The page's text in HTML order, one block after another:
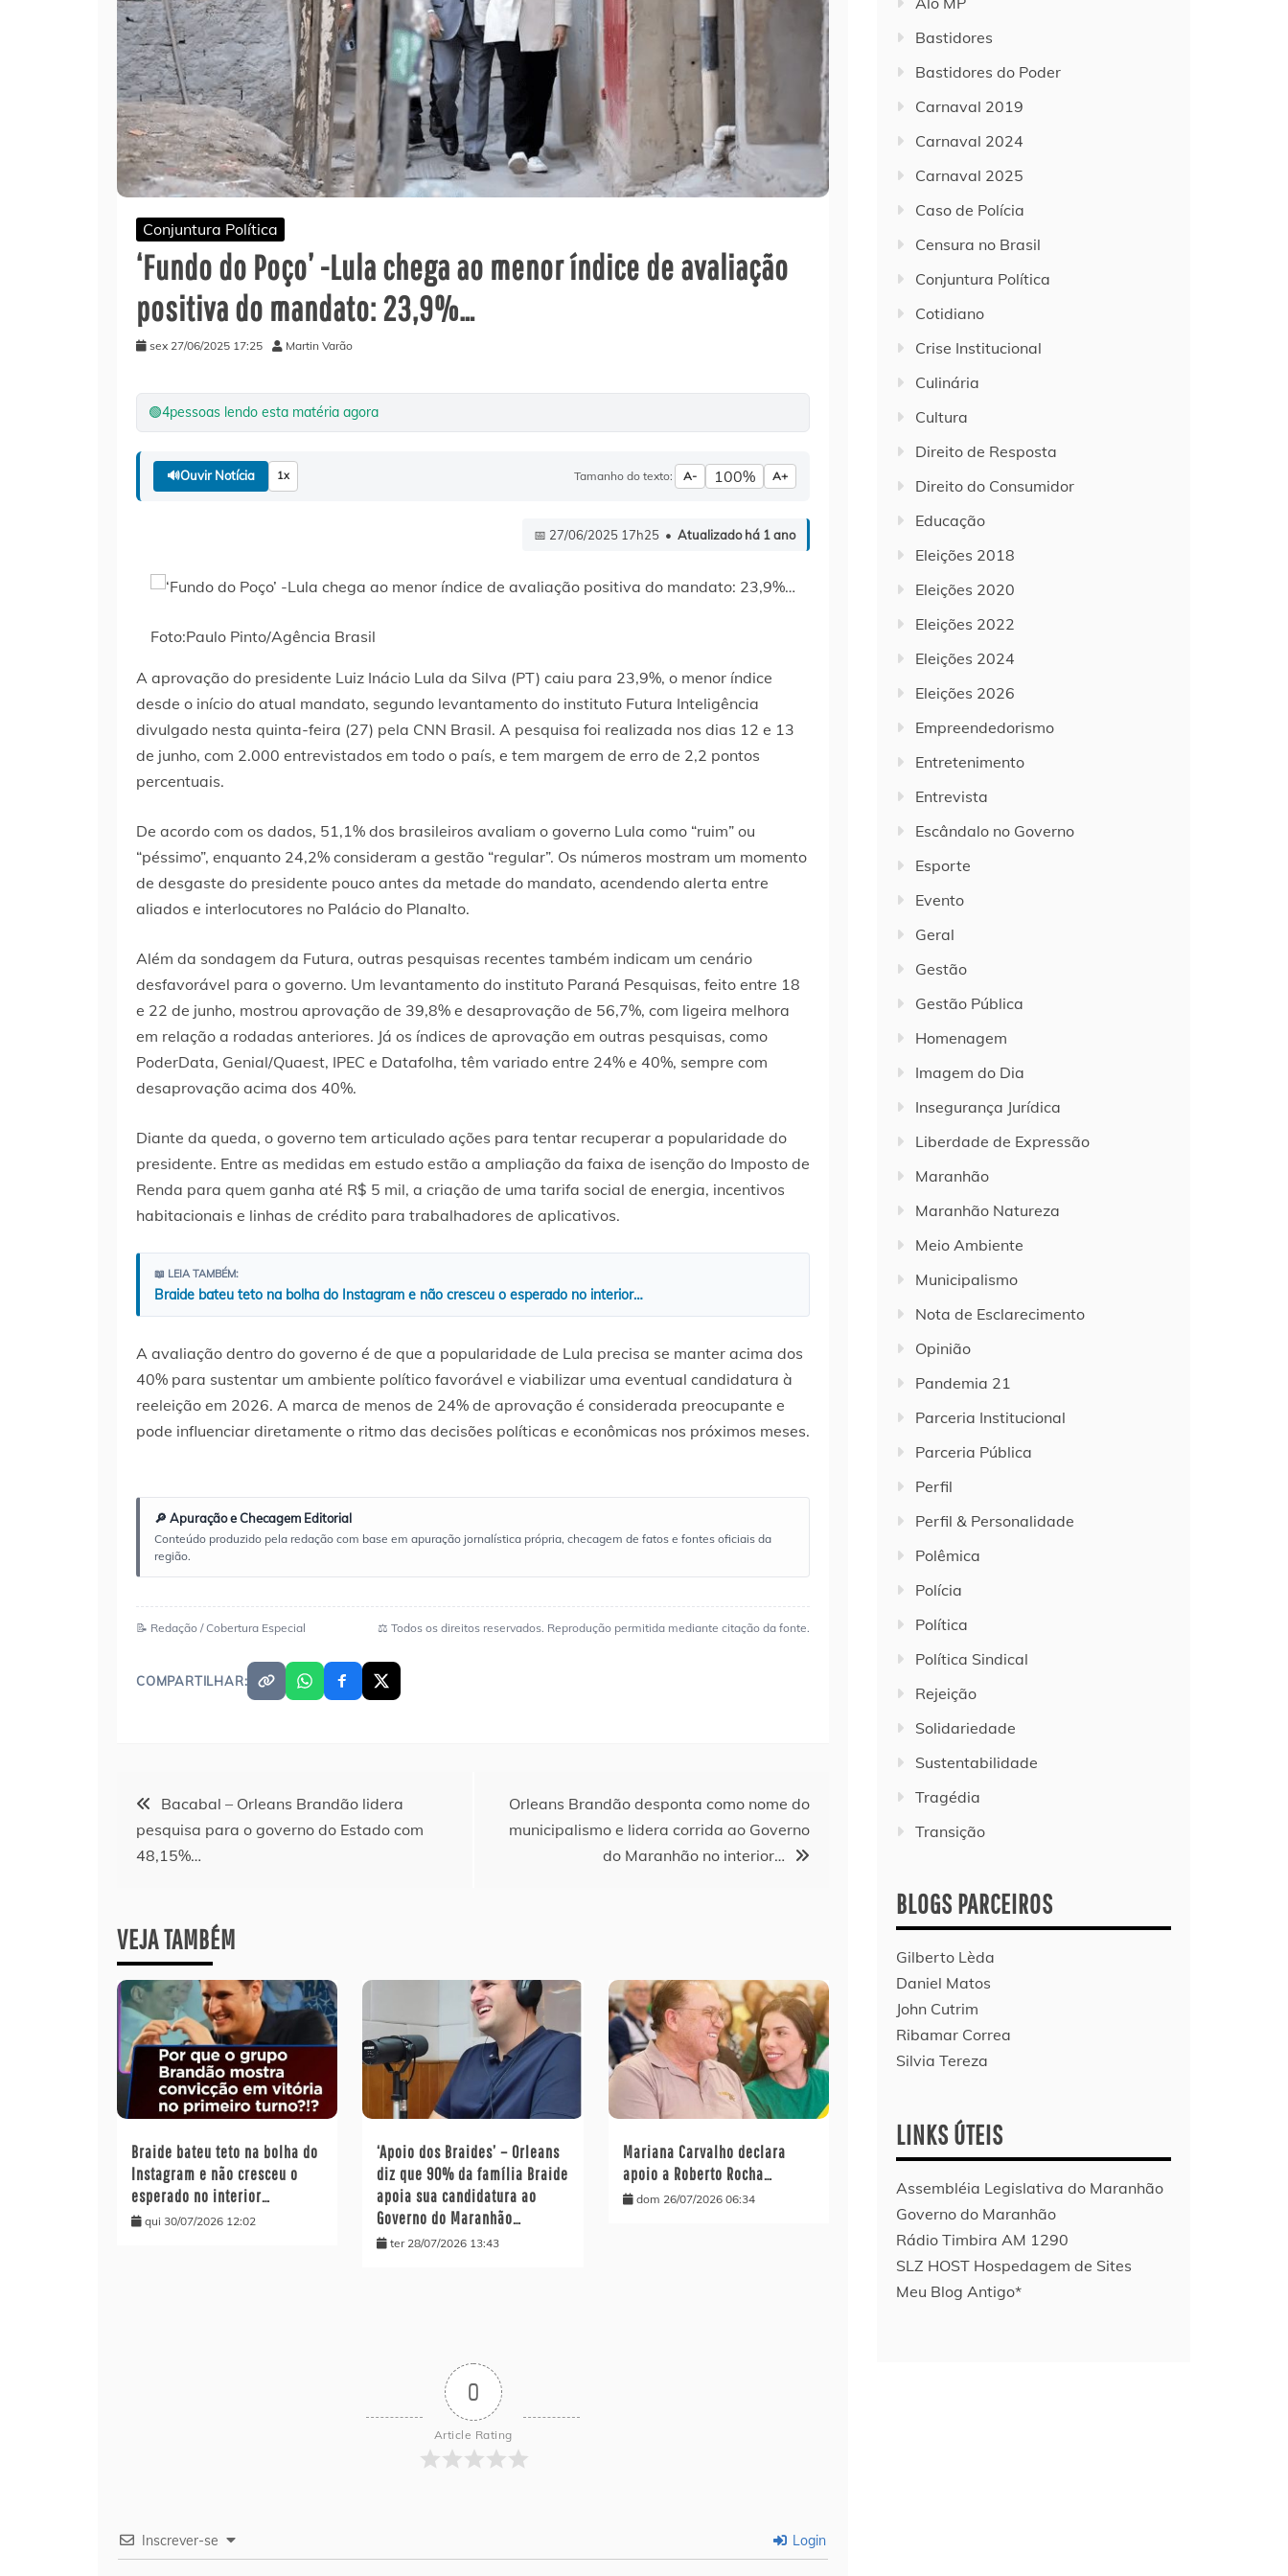
Conjuntura Política
‘Fundo do Poço’ -Lula chega ao menor índice de avaliação
positiva do mandato: 23,9%…
sex 27/06/2025 17:25 Martin Varão
🟢4pessoas lendo esta matéria agora
🔊Ouvir Notícia 1x Tamanho do texto: A- 100% A+
📅 27/06/2025 17h25 • Atualizado há 1 ano
Foto:Paulo Pinto/Agência Brasil
A aprovação do presidente Luiz Inácio Lula da Silva (PT) caiu para 23,9%, o menor índice
desde o início do atual mandato, segundo levantamento do instituto Futura Inteligência
divulgado nesta quinta-feira (27) pela CNN Brasil. A pesquisa foi realizada nos dias 12 e 13
de junho, com 2.000 entrevistados em todo o país, e tem margem de erro de 2,2 pontos
percentuais.
De acordo com os dados, 51,1% dos brasileiros avaliam o governo Lula como “ruim” ou
“péssimo”, enquanto 24,2% consideram a gestão “regular”. Os números mostram um momento
de desgaste do presidente pouco antes da metade do mandato, acendendo alerta entre
aliados e interlocutores no Palácio do Planalto.
Além da sondagem da Futura, outras pesquisas recentes também indicam um cenário
desfavorável para o governo. Um levantamento do instituto Paraná Pesquisas, feito entre 18
e 22 de junho, mostrou aprovação de 39,8% e desaprovação de 56,7%, com ligeira melhora
em relação a rodadas anteriores. Já os índices de aprovação em outras pesquisas, como
PoderData, Genial/Quaest, IPEC e Datafolha, têm variado entre 24% e 40%, sempre com
desaprovação acima dos 40%.
Diante da queda, o governo tem articulado ações para tentar recuperar a popularidade do
presidente. Entre as medidas em estudo estão a ampliação da faixa de isenção do Imposto de
Renda para quem ganha até R$ 5 mil, a criação de uma tarifa social de energia, incentivos
habitacionais e linhas de crédito para trabalhadores de aplicativos.
📖 LEIA TAMBÉM:
Braide bateu teto na bolha do Instagram e não cresceu o esperado no interior…
A avaliação dentro do governo é de que a popularidade de Lula precisa se manter acima dos
40% para sustentar um ambiente político favorável e viabilizar uma eventual candidatura à
reeleição em 2026. A marca de menos de 24% de aprovação é considerada preocupante e
pode influenciar diretamente o ritmo das decisões políticas e econômicas nos próximos meses.
🔎 Apuração e Checagem Editorial
Conteúdo produzido pela redação com base em apuração jornalística própria, checagem de fatos e fontes oficiais da
região.
📝 Redação / Cobertura Especial ⚖️ Todos os direitos reservados. Reprodução permitida mediante citação da fonte.
COMPARTILHAR:
Navegação
de
Bacabal – Orleans Brandão lidera
pesquisa para o governo do Estado com
48,15%…
Orleans Brandão desponta como nome do
municipalismo e lidera corrida ao Governo
do Maranhão no interior…
VEJA TAMBÉM
Braide bateu teto na bolha do
Instagram e não cresceu o
esperado no interior…
qui 30/07/2026 12:02
‘Apoio dos Braides’ – Orleans
diz que 90% da família Braide
apoia sua candidatura ao
Governo do Maranhão…
ter 28/07/2026 13:43
Mariana Carvalho declara
apoio a Roberto Rocha…
dom 26/07/2026 06:34
0
Article Rating
Inscrever-se Login
Bastidores
Bastidores do Poder
Carnaval 2019
Carnaval 2024
Carnaval 2025
Caso de Polícia
Censura no Brasil
Conjuntura Política
Cotidiano
Crise Institucional
Culinária
Cultura
Direito de Resposta
Direito do Consumidor
Educação
Eleições 2018
Eleições 2020
Eleições 2022
Eleições 2024
Eleições 2026
Empreendedorismo
Entretenimento
Entrevista
Escândalo no Governo
Esporte
Evento
Geral
Gestão
Gestão Pública
Homenagem
Imagem do Dia
Insegurança Jurídica
Liberdade de Expressão
Maranhão
Maranhão Natureza
Meio Ambiente
Municipalismo
Nota de Esclarecimento
Opinião
Pandemia 21
Parceria Institucional
Parceria Pública
Perfil
Perfil & Personalidade
Polêmica
Polícia
Política
Política Sindical
Rejeição
Solidariedade
Sustentabilidade
Tragédia
Transição
BLOGS PARCEIROS
Gilberto Lèda
Daniel Matos
John Cutrim
Ribamar Correa
Silvia Tereza
LINKS ÚTEIS
Assembléia Legislativa do Maranhão
Governo do Maranhão
Rádio Timbira AM 1290
SLZ HOST Hospedagem de Sites
Meu Blog Antigo*